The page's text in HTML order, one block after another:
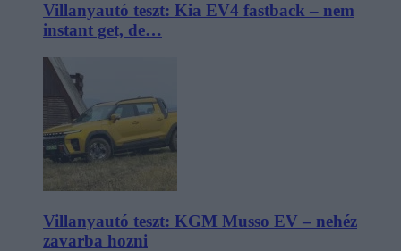
Villanyautó teszt: Kia EV4 fastback – nem
instant get, de…
Villanyautó teszt: KGM Musso EV – nehéz
zavarba hozni